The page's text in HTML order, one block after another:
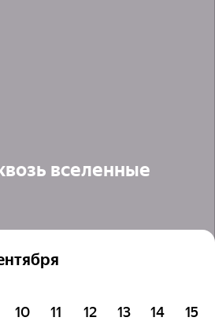
вселенные
10 11 12 13 14 15